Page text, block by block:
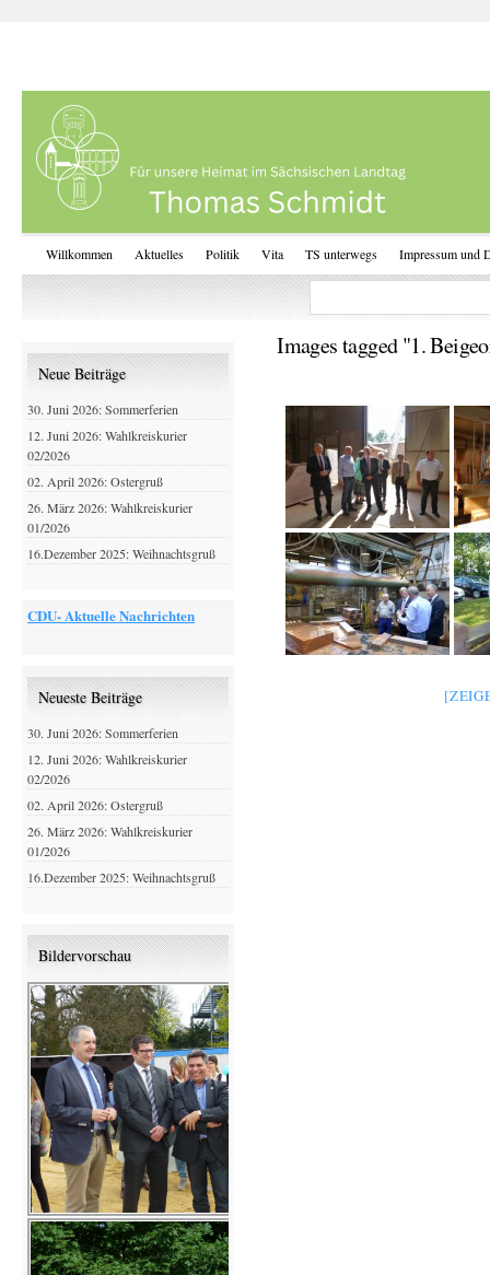
Willkommen Aktuelles Politik Vita TS unterwegs Impressum und
Images tagged "1.
Neue Beiträge
30. Juni 2026: Sommerferien
12. Juni 2026: Wahlkreiskurier
02/2026
02. April 2026: Ostergruß
26. März 2026: Wahlkreiskurier
01/2026
16.Dezember 2025: Weihnachtsgruß
CDU- Aktuelle Nachrichten
Neueste Beiträge
30. Juni 2026: Sommerferien
12. Juni 2026: Wahlkreiskurier
02/2026
02. April 2026: Ostergruß
26. März 2026: Wahlkreiskurier
01/2026
16.Dezember 2025: Weihnachtsgruß
Bildervorschau